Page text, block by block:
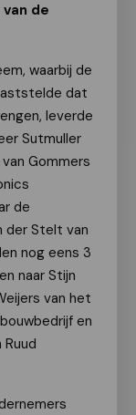
de
waarbij de
dat
leverde
Sutmuller
Gommers
de
der Stelt van
nog eens 3
naar Stijn
van het
en